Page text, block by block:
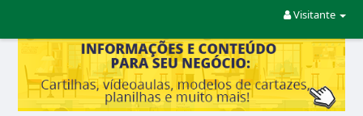
Visitante